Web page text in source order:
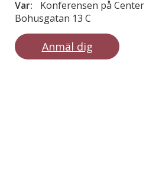
Var:
Konferensen på
Bohusgatan 13 C
Anmäl dig